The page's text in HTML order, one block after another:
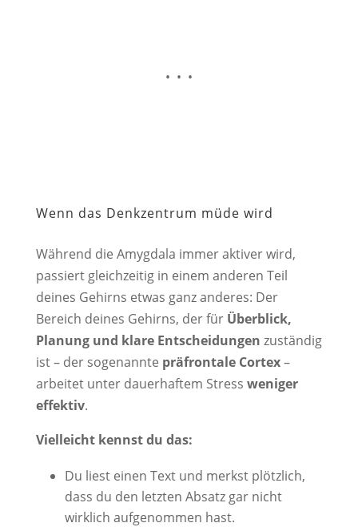
• • •
Wenn das Denkzentrum müde wird
Während die Amygdala immer aktiver wird,
passiert gleichzeitig in einem anderen Teil
deines Gehirns etwas ganz anderes: Der
Bereich deines Gehirns, der für Überblick,
Planung und klare Entscheidungen zuständig
ist – der sogenannte präfrontale Cortex–
arbeitet unter dauerhaftem Stress weniger
effektiv.
Vielleicht kennst du das:
Du liest einen Text und merkst plötzlich,
dass du den letzten Absatz gar nicht
wirklich aufgenommen hast.